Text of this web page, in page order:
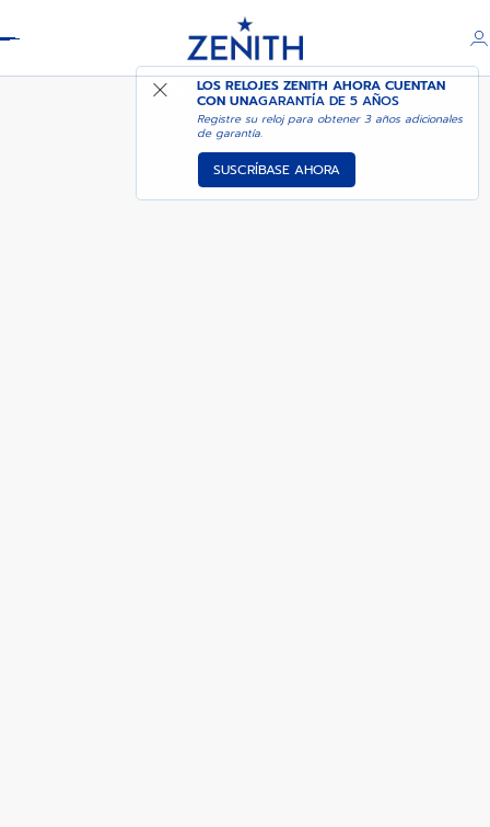
LOS RELOJES ZENITH AHORA CUENTAN
CON UNAGARANTÍA DE 5 AÑOS
Registre su reloj para obtener 3 años adicionales
de garantía.
SUSCRÍBASE AHORA
PILOT BIG DATE FLYBACK